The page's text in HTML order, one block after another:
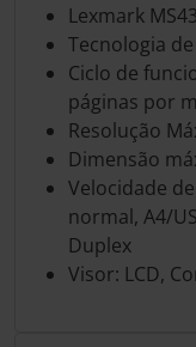
Lexmark
Tecnologia
Ciclo de
páginas por
Resolução
Dimensão
Velocidade
normal, A4/
Duplex
Visor: LCD,